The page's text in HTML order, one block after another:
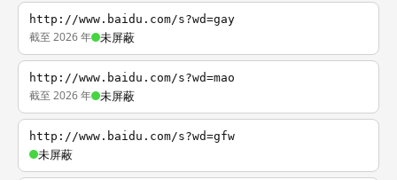
http://www.baidu.com/s?wd=gay
截至 2026 年 未屏蔽
http://www.baidu.com/s?wd=mao
截至 2026 年 未屏蔽
http://www.baidu.com/s?wd=gfw
未屏蔽